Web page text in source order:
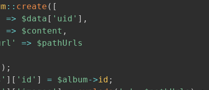
:: create ( [
=> $data [ 'uid' ] ,
=> $content ,
=>
$pathUrls
) ;
] [ 'id' ] = $album->id ;